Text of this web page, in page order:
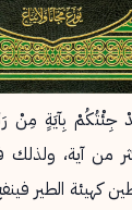
آية، ولذلك
كهيئة الطير